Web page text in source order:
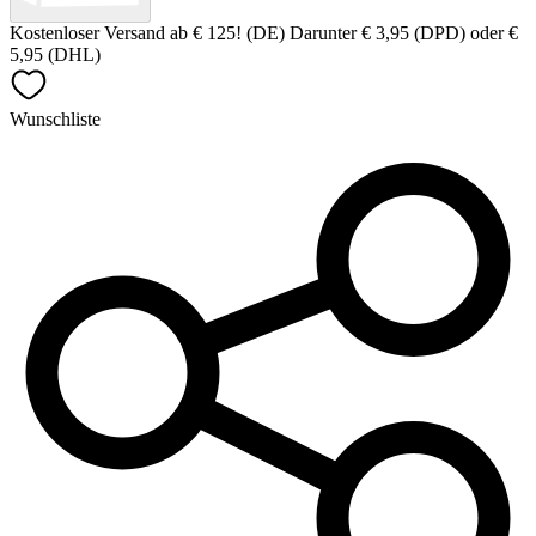
Kostenloser Versand ab € 125! (DE) Darunter € 3,95 (DPD) oder €
5,95 (DHL)
Wunschliste